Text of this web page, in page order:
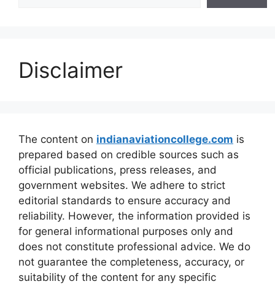
Disclaimer
The content on indianaviationcollege.com is
prepared based on credible sources such as
official publications, press releases, and
government websites. We adhere to strict
editorial standards to ensure accuracy and
reliability. However, the information provided is
for general informational purposes only and
does not constitute professional advice. We do
not guarantee the completeness, accuracy, or
suitability of the content for any specific